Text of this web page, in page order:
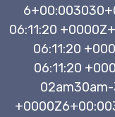
06:11:20
06:11:20
06:11:20
02am30am-